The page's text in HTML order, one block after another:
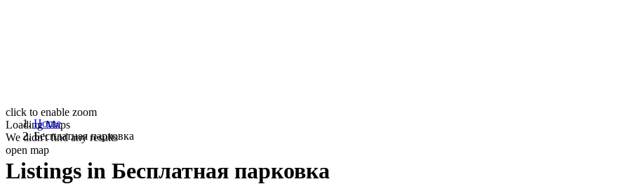
click to enable zoom
Loading Maps
We didn't find any results
open map
Home
Бесплатная парковка
Listings in Бесплатная парковка